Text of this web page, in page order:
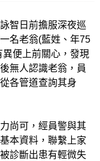
智日前擔服深夜巡
名老翁(藍姓、年75
便上前關心，發現
無人認識老翁，員
各管道查詢其身
尚可，經員警與其
本資料，聯繫上家
診斷出患有輕微失